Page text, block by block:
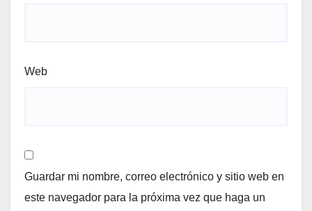
Web
Guardar mi nombre, correo electrónico y sitio web en
este navegador para la próxima vez que haga un